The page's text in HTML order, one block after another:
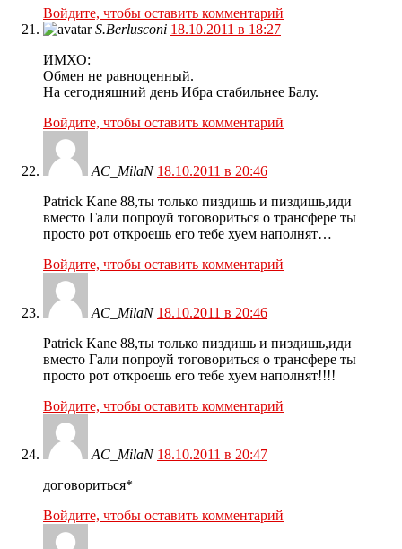
Войдите, чтобы оставить комментарий
S.Berlusconi 18.10.2011 в 18:27
ИМХО:
Обмен не равноценный.
На сегодняшний день Ибра стабильнее Балу.
Войдите, чтобы оставить комментарий
AC_MilaN 18.10.2011 в 20:46
Patrick Kane 88,ты только пиздишь и пиздишь,иди
вместо Гали попроуй тоговориться о трансфере ты
просто рот откроешь его тебе хуем наполнят…
Войдите, чтобы оставить комментарий
AC_MilaN 18.10.2011 в 20:46
Patrick Kane 88,ты только пиздишь и пиздишь,иди
вместо Гали попроуй тоговориться о трансфере ты
просто рот откроешь его тебе хуем наполнят!!!!
Войдите, чтобы оставить комментарий
AC_MilaN 18.10.2011 в 20:47
договориться*
Войдите, чтобы оставить комментарий